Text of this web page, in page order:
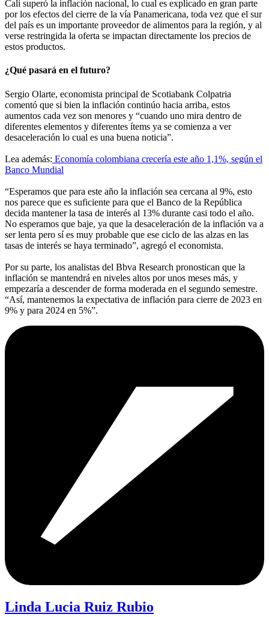
Cali superó la inflación nacional, lo cual es explicado en gran parte
por los efectos del cierre de la vía Panamericana, toda vez que el sur
del país es un importante proveedor de alimentos para la región, y al
verse restringida la oferta se impactan directamente los precios de
estos productos.
¿Qué pasará en el futuro?
Sergio Olarte, economista principal de Scotiabank Colpatria
comentó que si bien la inflación continúo hacia arriba, estos
aumentos cada vez son menores y “cuando uno mira dentro de
diferentes elementos y diferentes ítems ya se comienza a ver
desaceleración lo cual es una buena noticia”.
Lea además: Economía colombiana crecería este año 1,1%, según el
Banco Mundial
“Esperamos que para este año la inflación sea cercana al 9%, esto
nos parece que es suficiente para que el Banco de la República
decida mantener la tasa de interés al 13% durante casi todo el año.
No esperamos que baje, ya que la desaceleración de la inflación va a
ser lenta pero sí es muy probable que ese ciclo de las alzas en las
tasas de interés se haya terminado”, agregó el economista.
Por su parte, los analistas del Bbva Research pronostican que la
inflación se mantendrá en niveles altos por unos meses más, y
empezaría a descender de forma moderada en el segundo semestre.
“Así, mantenemos la expectativa de inflación para cierre de 2023 en
9% y para 2024 en 5%”.
Linda Lucia Ruiz Rubio